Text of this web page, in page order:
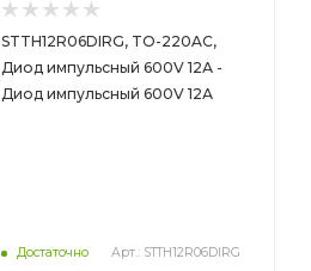
STTH12R06DIRG, TO-220AC,
Диод импульсный 600V 12А -
Диод импульсный 600V 12А
Достаточно Арт.: STTH12R06DIRG